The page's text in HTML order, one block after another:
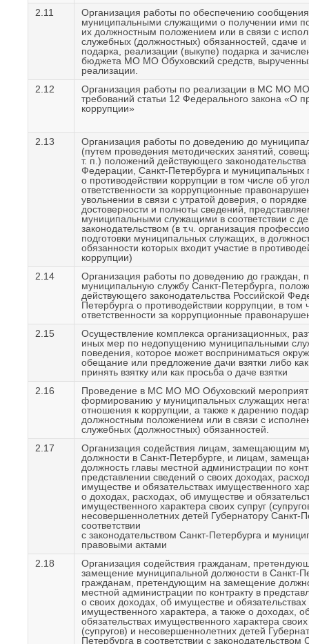
2.11
Организация работы по обеспечению сообщения
муниципальными служащими о получении ими
их должностным положением или в связи с
служебных (должностных) обязанностей, сдаче и
подарка, реализации (выкупе) подарка и
бюджета МО МО Обуховский средств,
реализации.
2.12
Организация работы по реализации в МС МО МО
требований статьи 12 Федерального закона «О
коррупции»
2.13
Организация работы по доведению до
(путем проведения методических занятий,
т. п.) положений действующего законодательства
Федерации, Санкт-Петербурга и муниципальных
о противодействии коррупции в том числе об
ответственности за коррупционные
увольнении в связи с утратой доверия, о
достоверности и полноты сведений,
муниципальными служащими в соответствии с
законодательством (в т.ч. организация
подготовки муниципальных служащих, в
обязанности которых входит участие в
коррупции)
2.14
Организация работы по доведению до граждан,
муниципальную службу Санкт-Петербурга,
действующего законодательства Российской
Петербурга о противодействии коррупции, в том
ответственности за коррупционные
2.15
Осуществление комплекса организационных,
иных мер по недопущению муниципальными
поведения, которое может восприниматься
обещание или предложение дачи взятки либо как
принять взятку или как просьба о даче взятки
2.16
Проведение в МС МО МО Обуховский
формированию у муниципальных служащих
отношения к коррупции, а также к дарению
должностным положением или в связи с
служебных (должностных) обязанностей.
2.17
Организация содействия лицам, замещающим
должности в Санкт-Петербурге, и лицам,
должность главы местной администрации по
представлении сведений о своих доходах,
имуществе и обязательствах имущественного
о доходах, расходах, об имуществе и
имущественного характера своих супруг
несовершеннолетних детей Губернатору Санкт-
соответствии
с законодательством Санкт-Петербурга и
правовыми актами
2.18
Организация содействия гражданам,
замещение муниципальной должности в Санкт-
гражданам, претендующим на замещение
местной администрации по контракту в
о своих доходах, об имуществе и обязательствах
имущественного характера, а также о доходах,
обязательствах имущественного характера своих
(супругов) и несовершеннолетних детей
Петербурга в соответствии с законодательством